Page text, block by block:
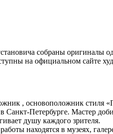
собраны оригиналы
на официальном сайте
, основоположник стиля
Петербурге. Мастер
душу каждого зрителя.
находятся в музеях,